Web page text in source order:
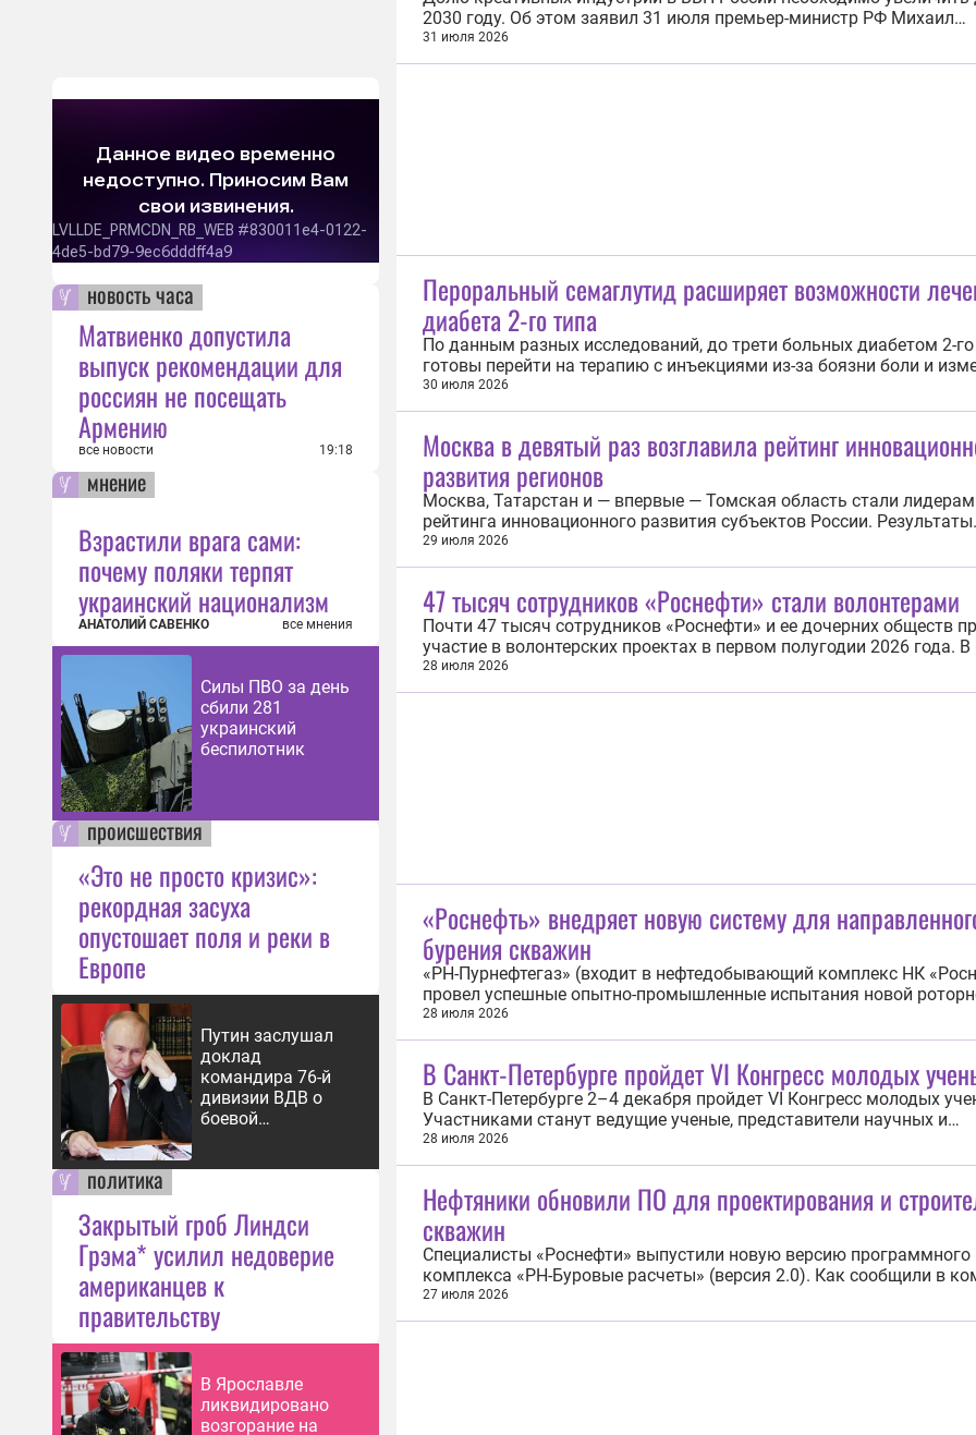
новость часа
Матвиенко допустила
выпуск рекомендации для
россиян не посещать
Армению
все новости 19:18
мнение
Взрастили врага сами:
почему поляки терпят
украинский национализм
АНАТОЛИЙ САВЕНКО все мнения
Силы ПВО за день
сбили 281
украинский
беспилотник
происшествия
«Это не просто кризис»:
рекордная засуха
опустошает поля и реки в
Европе
Путин заслушал
доклад
командира 76-й
дивизии ВДВ о
боевой
политика
Закрытый гроб Линдси
Грэма* усилил недоверие
американцев к
правительству
В Ярославле
ликвидировано
возгорание на
2030 году. Об этом заявил 31 июля премьер-министр РФ Михаил
Мишустин во время рабочей поездки в Дальневосточный
округ. Председатель правительства посетил в Якутске
31 июля 2026
Пероральный семаглутид расширяет возможности
диабета 2-го типа
По данным разных исследований, до трети больных диабетом 2-го
готовы перейти на терапию с инъекциями из-за боязни боли и
привычного образа жизни. Однако на российском рынке доступны
другие формы введения лекарств, в том числе таблетки
30 июля 2026
Москва в девятый раз возглавила рейтинг
развития регионов
Москва, Татарстан и — впервые — Томская область стали
рейтинга инновационного развития субъектов России. Результаты
рейтинга обнародовал Институт статистических исследований и
экономики знаний Высшей школы экономики (ИСИЭЗ НИУ ВШЭ).
29 июля 2026
47 тысяч сотрудников «Роснефти» стали волонтерами
Почти 47 тысяч сотрудников «Роснефти» и ее дочерних обществ
участие в волонтерских проектах в первом полугодии 2026 года.
корпоративной программы «Платформа добрых дел» проведено
мероприятий по всей стране. Основными направлениями
28 июля 2026
«Роснефть» внедряет новую систему для
бурения скважин
«РН-Пурнефтегаз» (входит в нефтедобывающий комплекс НК
провел успешные опытно-промышленные испытания новой
управляемой системы (РУС) отечественного производства.
в Республике Башкортостан оборудование позволило значительно
28 июля 2026
В Санкт-Петербурге пройдет VI Конгресс молодых
В Санкт-Петербурге 2–4 декабря пройдет VI Конгресс молодых
Участниками станут ведущие ученые, представители научных и
образовательных организаций, инженеры, технологические
предприниматели, государственные деятели и представители
28 июля 2026
Нефтяники обновили ПО для проектирования и
скважин
Специалисты «Роснефти» выпустили новую версию программного
комплекса «РН-Буровые расчеты» (версия 2.0). Как сообщили в
комплекс помогает инженерам проводить расчеты и моделировать
процессы при проектировании и строительстве скважин. С
27 июля 2026